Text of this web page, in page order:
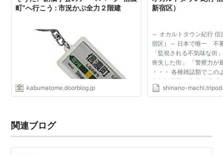
新潟）
路線バス
上信越自動車道
国道18号
(地理) 【しなのまち】
町”へ行こう : 市況かぶ全力２階建
kabumatome.doorblog.jp
新宿区）
～ オカルトタウン紀行
宿区）～ 日本で唯一 不
「監視される不気味な街
喪失した街」 「警察力が
・・・ 各種雑誌類でこの
京都新宿区信濃町 信濃町
信機を持って徘徊する不
shinano-
関連ブログ